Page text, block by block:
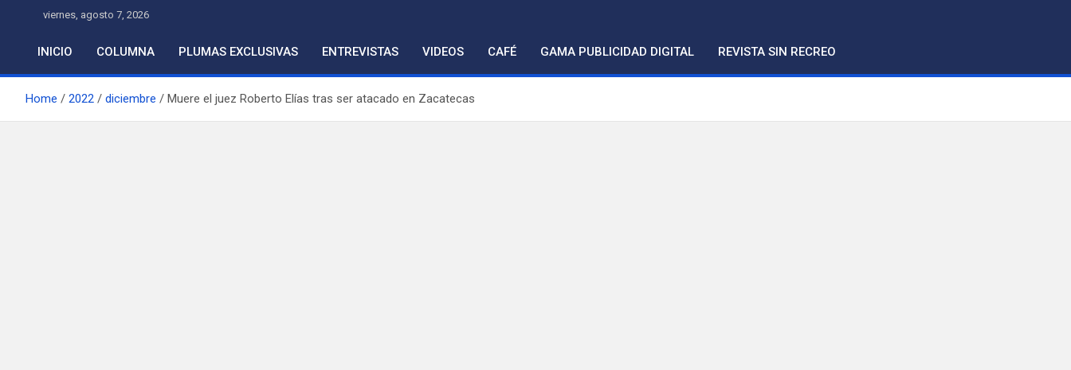
content
viernes, agosto 7, 2026
INICIO COLUMNA PLUMAS EXCLUSIVAS ENTREVISTAS VIDEOS CAFÉ GAMA PUBLICIDAD DIGITAL REVISTA SIN RECREO
Home 2022 diciembre Muere el juez Roberto Elías tras ser atacado en Zacatecas